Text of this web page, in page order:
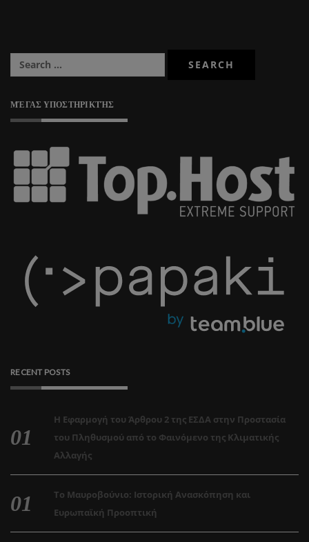
ΜΈΓΑΣ ΥΠΟΣΤΗΡΙΚΤΉΣ
RECENT POSTS
Η Εφαρμογή του Άρθρου 2 της ΕΣΔΑ στην Προστασία
του Πληθυσμού από το Φαινόμενο της Κλιματικής
Αλλαγής
Το Μαυροβούνιο: Ιστορική Ανασκόπηση και
Ευρωπαϊκή Προοπτική